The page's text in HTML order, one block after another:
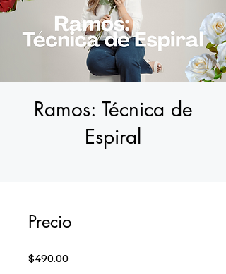
Ramos: Técnica de
Espiral
Precio
$490.00